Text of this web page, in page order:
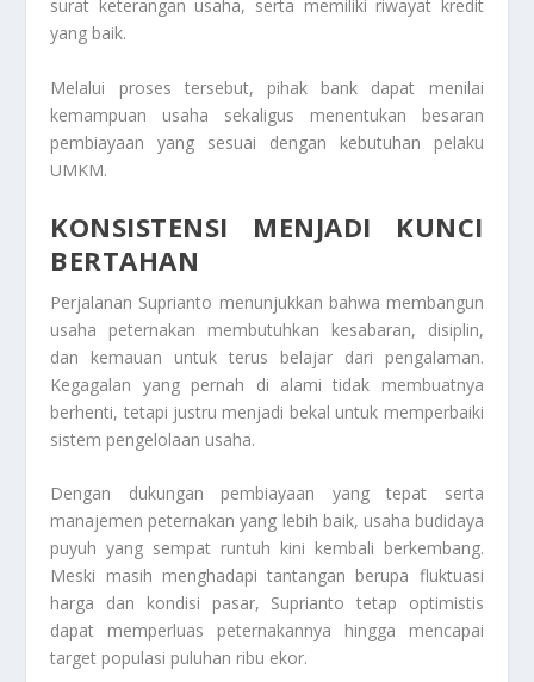
surat keterangan usaha, serta memiliki riwayat kredit
yang baik.
Melalui proses tersebut, pihak bank dapat menilai
kemampuan usaha sekaligus menentukan besaran
pembiayaan yang sesuai dengan kebutuhan pelaku
UMKM.
KONSISTENSI MENJADI KUNCI
BERTAHAN
Perjalanan Suprianto menunjukkan bahwa membangun
usaha peternakan membutuhkan kesabaran, disiplin,
dan kemauan untuk terus belajar dari pengalaman.
Kegagalan yang pernah di alami tidak membuatnya
berhenti, tetapi justru menjadi bekal untuk memperbaiki
sistem pengelolaan usaha.
Dengan dukungan pembiayaan yang tepat serta
manajemen peternakan yang lebih baik, usaha budidaya
puyuh yang sempat runtuh kini kembali berkembang.
Meski masih menghadapi tantangan berupa fluktuasi
harga dan kondisi pasar, Suprianto tetap optimistis
dapat memperluas peternakannya hingga mencapai
target populasi puluhan ribu ekor.